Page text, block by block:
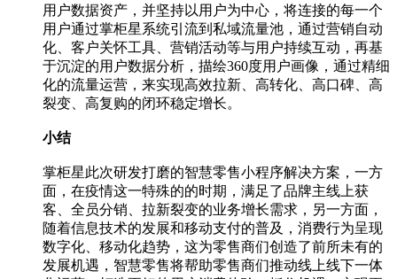
用户数据资产，并坚持以用户为中心，将连接的每一个
用户通过掌柜星系统引流到私域流量池，通过营销自动
化、客户关怀工具、营销活动等与用户持续互动，再基
于沉淀的用户数据分析，描绘360度用户画像，通过精细
化的流量运营，来实现高效拉新、高转化、高口碑、高
裂变、高复购的闭环稳定增长。
小结
掌柜星此次研发打磨的智慧零售小程序解决方案，一方
面，在疫情这一特殊的的时期，满足了品牌主线上获
客、全员分销、拉新裂变的业务增长需求，另一方面，
随着信息技术的发展和移动支付的普及，消费行为呈现
数字化、移动化趋势，这为零售商们创造了前所未有的
发展机遇，智慧零售将帮助零售商们推动线上线下一体